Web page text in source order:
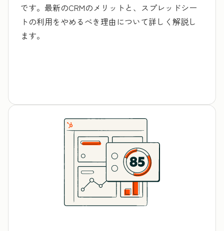
です。最新のCRMのメリットと、スプレッドシー
トの利用をやめるべき理由について詳しく解説し
ます。